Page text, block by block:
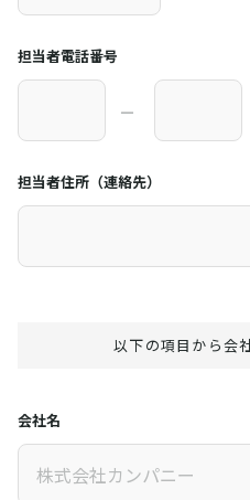
担当者電話番号
―
担当者住所（連絡先）
以下の項目から会
会社名